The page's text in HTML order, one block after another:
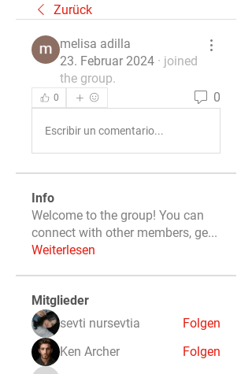
Zurück
melisa adilla
23. Februar 2024 · joined
the group.
0 0
Escribir un comentario...
Info
Welcome to the group! You can
connect with other members, ge...
Weiterlesen
Mitglieder
sevti nursevtia
Folgen
Ken Archer
Folgen